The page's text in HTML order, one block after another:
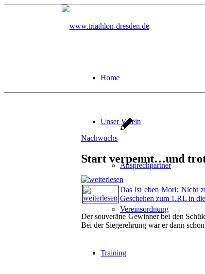
Home
Unser Verein
Ansprechpartner
Vereinsordnung
Training
Nachwuchs
Start verpennt…und
Das ist eben Mori: Nicht
Geschehen zum 1.RL in
Der souveräne Gewinner bei den
Bei der Siegerehrung war er dann